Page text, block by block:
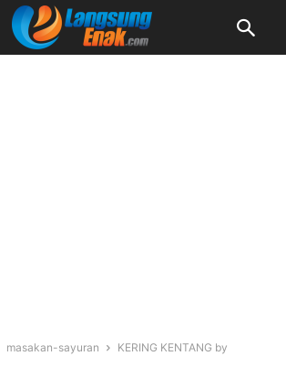
masakan-sayuran
KERING KENTANG by